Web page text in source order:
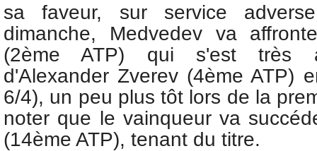
sa faveur, sur service
dimanche, Medvedev va
(2ème ATP) qui s'est très
d'Alexander Zverev (4ème ATP)
6/4), un peu plus tôt lors de la
noter que le vainqueur va
(14ème ATP), tenant du titre.